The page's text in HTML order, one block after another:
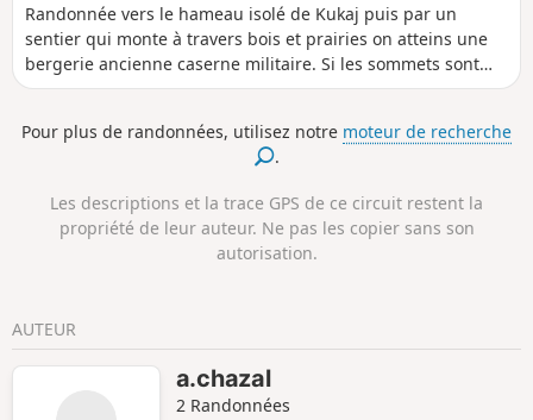
Randonnée vers le hameau isolé de Kukaj puis par un
sentier qui monte à travers bois et prairies on atteins une
bergerie ancienne caserne militaire. Si les sommets sont
dégagés il est possible de poursuivre l'ascension d'un
de vues spectaculaires sur la chaîne de montagne appelée
Pour plus de randonnées, utilisez notre moteur de recherche
.
Les descriptions et la trace GPS de ce circuit restent la
propriété de leur auteur. Ne pas les copier sans son
autorisation.
AUTEUR
a.chazal
2 Randonnées